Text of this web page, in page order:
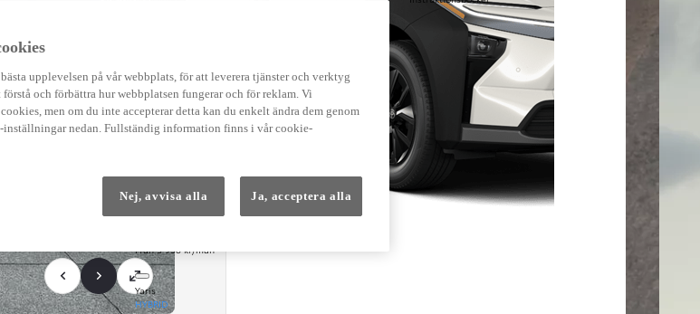
Från 3 958 kr/mån
Yaris
HYBRID
upplevelsen på vår webbplats, för att leverera tjänster och verktyg
och förbättra hur webbplatsen fungerar och för reklam. Vi
men om du inte accepterar detta kan du enkelt ändra dem genom
nedan. Fullständig information finns i vår cookie-
Nej, avvisa alla Ja, acceptera alla